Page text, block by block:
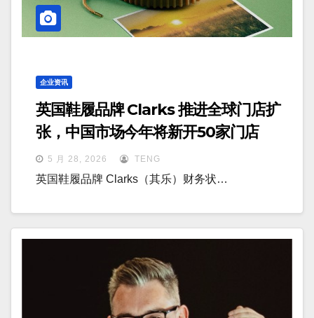
企业资讯
英国鞋履品牌 Clarks 推进全球门店扩
张，中国市场今年将新开50家门店
5 月 28, 2026 TENG
英国鞋履品牌 Clarks（其乐）财务状…